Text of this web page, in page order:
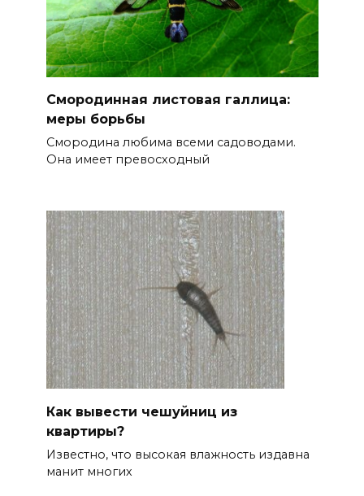
Смородинная листовая галлица:
меры борьбы
Смородина любима всеми садоводами.
Она имеет превосходный
Как вывести чешуйниц из
квартиры?
Известно, что высокая влажность издавна
манит многих